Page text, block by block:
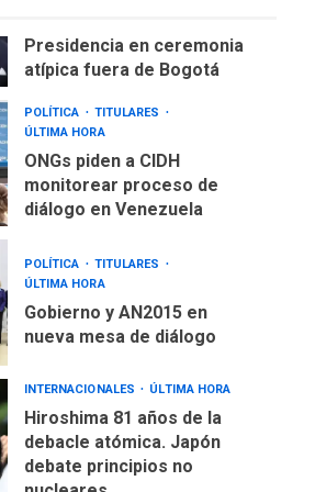
atípica fuera de Bogotá
POLÍTICA
TITULARES
ONGs piden a CIDH
monitorear proceso de
diálogo en Venezuela
Gobierno y AN2015 en
nueva mesa de diálogo
Hiroshima 81 años de la
debacle atómica. Japón
debate principios no
nucleares